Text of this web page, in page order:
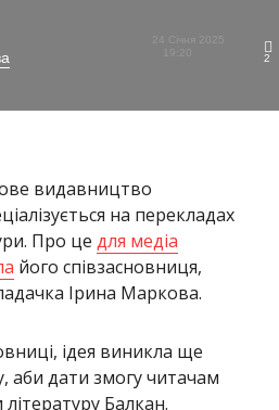
19:20
2
видавництво
на перекладах
Про це для медіа
його співзасновниця,
Ірина Маркова.
ідея виникла ще
аби дати змогу читачам
Балкан.